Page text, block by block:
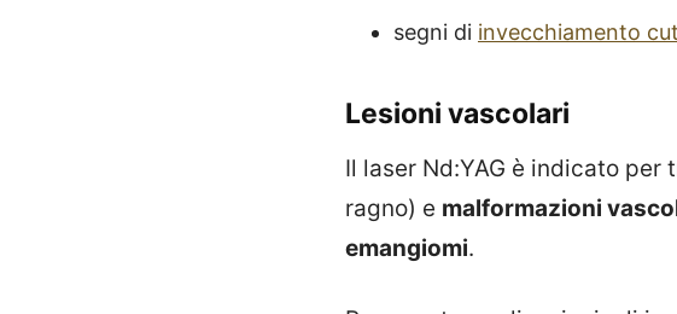
segni di invecchiamento
Lesioni vascolari
Il laser Nd:YAG è indicato per
ragno) e malformazioni
emangiomi.